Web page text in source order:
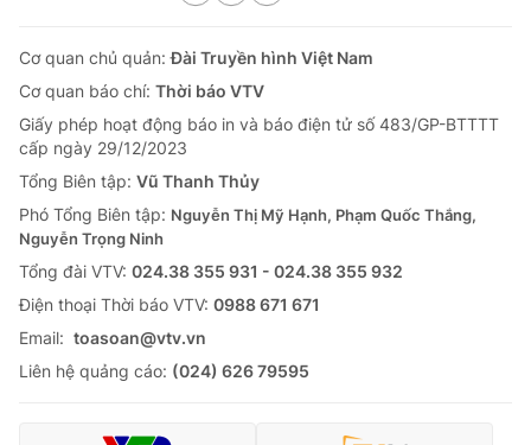
Cơ quan chủ quản:Đài Truyền hình Việt Nam
Cơ quan báo chí: Thời báo VTV
Giấy phép hoạt động báo in và báo điện tử số 483/GP-BTTTT
cấp ngày 29/12/2023
Tổng Biên tập: Vũ Thanh Thủy
Phó Tổng Biên tập: Nguyễn Thị Mỹ Hạnh, Phạm Quốc Thắng,
Nguyễn Trọng Ninh
Tổng đài VTV: 024.38 355 931 - 024.38 355 932
Ðiện thoại Thời báo VTV: 0988 671 671
Email: toasoan@vtv.vn
Liên hệ quảng cáo: (024) 626 79595